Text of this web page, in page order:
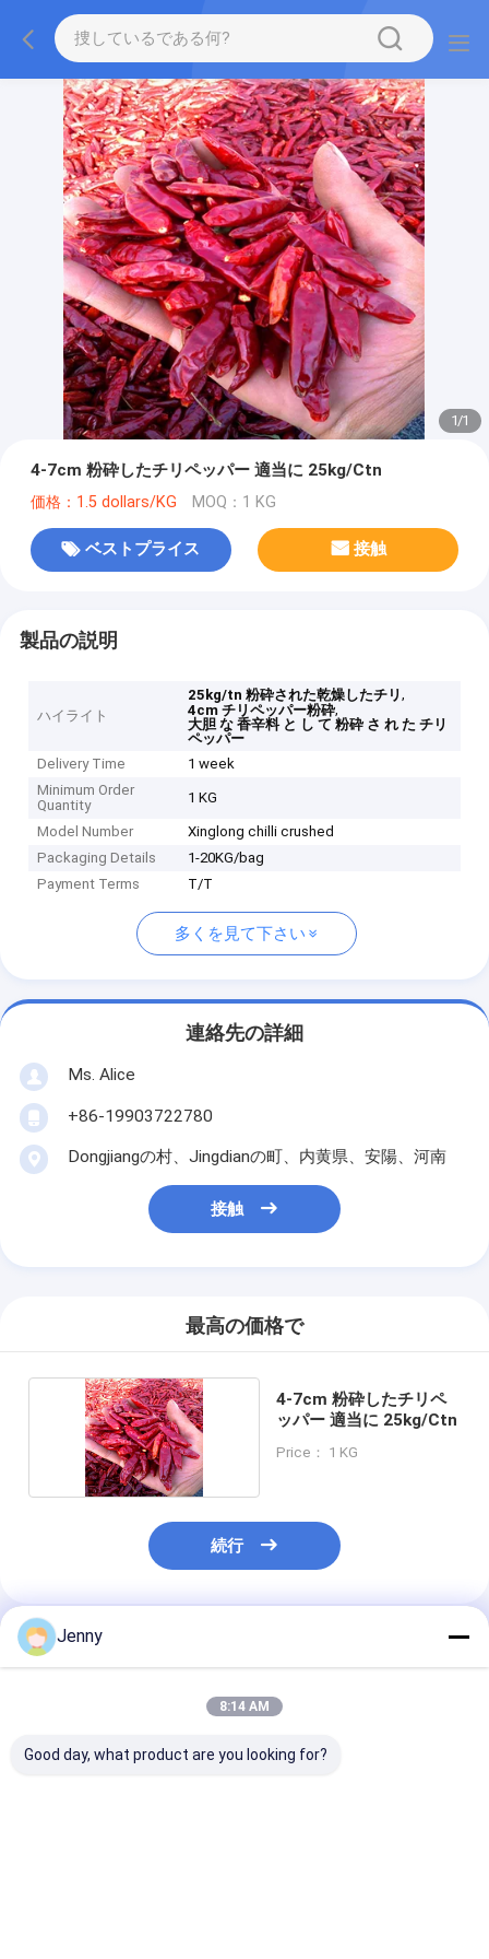
1/1
4-7cm 粉砕したチリペッパー 適当に 25kg/Ctn
価格：1.5 dollars/KG MOQ：1 KG
ベストプライス 接触
製品の説明
ハイライト
25kg/tn 粉砕された乾燥したチリ,
4cm チリペッパー粉砕,
大胆 な 香辛料 と し て 粉砕 さ れ た チリ
ペッパー
Delivery Time
1 week
Minimum Order
Quantity
1 KG
Model Number
Xinglong chilli crushed
Packaging Details
1-20KG/bag
Payment Terms
T/T
多くを見て下さい
連絡先の詳細
Ms. Alice
+86-19903722780
Dongjiangの村、Jingdianの町、内黄県、安陽、河南
接触
最高の価格で
4-7cm 粉砕したチリペ
ッパー 適当に 25kg/Ctn
Price： 1 KG
続行
推薦されたプロダクト
Jenny
8:14 AM
Good day, what product are you looking for?